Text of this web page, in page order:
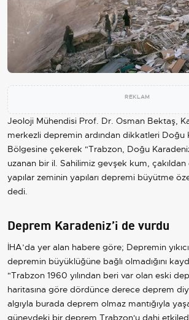
REKLAM
Jeoloji Mühendisi Prof. Dr. Osman Bektaş,
merkezli depremin ardından dikkatleri Doğu
Bölgesine çekerek "Trabzon, Doğu
uzanan bir il. Sahilimiz gevşek kum,
yapılar zeminin yapıları depremi büyütme
dedi.
Deprem Karadeniz’i de vurdu
İHA’da yer alan habere göre; Depremin
depremin büyüklüğüne bağlı olmadığını
"Trabzon 1960 yılından beri var olan eski
haritasına göre dördünce derece deprem
algıyla burada deprem olmaz mantığıyla